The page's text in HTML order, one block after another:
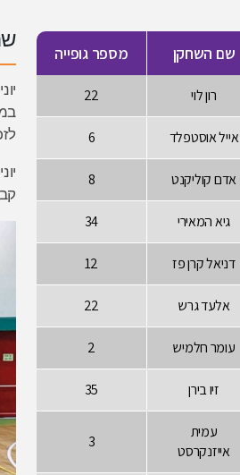
שם השחקן מספר גופייה
רון לוי 22
אייל אוסטפלד 6
אדם קוליקנט 8
גיא המאירי 34
דניאל קרן פז 12
אלעד גרש 22
עומר חלמיש 2
זיו בירן 35
עמית
אייזנקרסט
3